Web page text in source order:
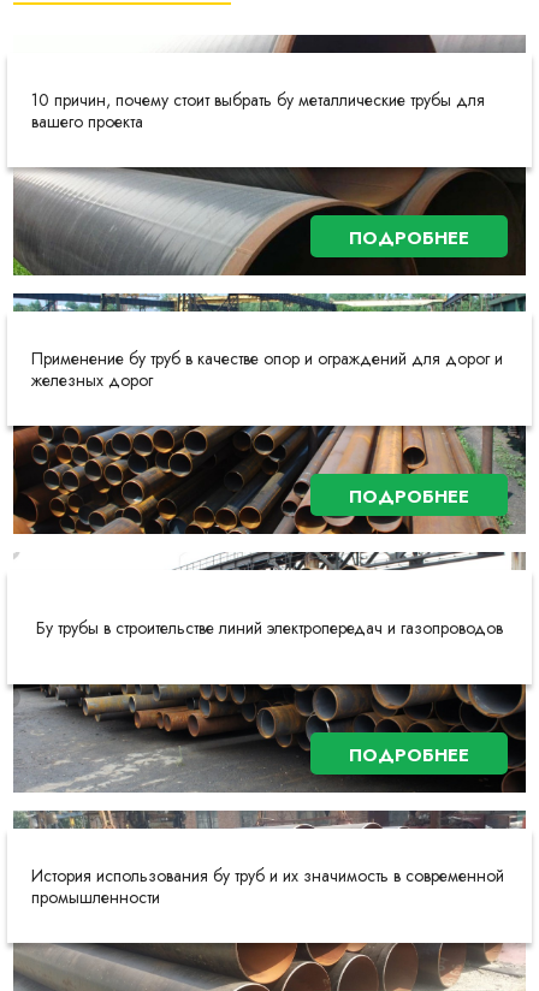
10 причин, почему стоит выбрать бу металлические трубы для
вашего проекта
ПОДРОБНЕЕ
Применение бу труб в качестве опор и ограждений для дорог и
железных дорог
ПОДРОБНЕЕ
Бу трубы в строительстве линий электропередач и газопроводов
ПОДРОБНЕЕ
История использования бу труб и их значимость в современной
промышленности